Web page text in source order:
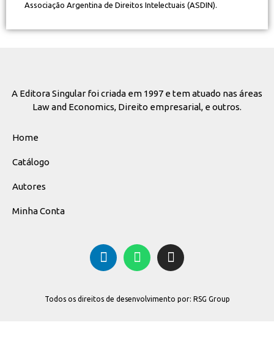
Associação Argentina de Direitos Intelectuais (ASDIN).
A Editora Singular foi criada em 1997 e tem atuado nas áreas
Law and Economics, Direito empresarial, e outros.
Home
Catálogo
Autores
Minha Conta
Todos os direitos de desenvolvimento por: RSG Group